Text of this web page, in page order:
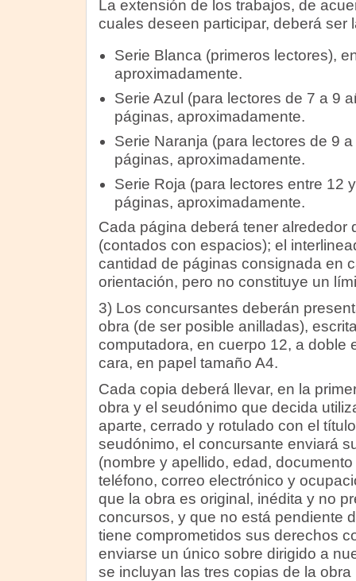
La extensión de los trabajos, de
cuales deseen participar, deberá ser
Serie Blanca (primeros lectores),
aproximadamente.
Serie Azul (para lectores de 7 a 9
páginas, aproximadamente.
Serie Naranja (para lectores de 9
páginas, aproximadamente.
Serie Roja (para lectores entre 12
páginas, aproximadamente.
Cada página deberá tener alrededor
(contados con espacios); el
cantidad de páginas consignada en
orientación, pero no constituye un
3) Los concursantes deberán
obra (de ser posible anilladas),
computadora, en cuerpo 12, a doble
cara, en papel tamaño A4.
Cada copia deberá llevar, en la
obra y el seudónimo que decida
aparte, cerrado y rotulado con el
seudónimo, el concursante enviará
(nombre y apellido, edad,
teléfono, correo electrónico y
que la obra es original, inédita y no
concursos, y que no está pendiente
tiene comprometidos sus derechos
enviarse un único sobre dirigido a
se incluyan las tres copias de la